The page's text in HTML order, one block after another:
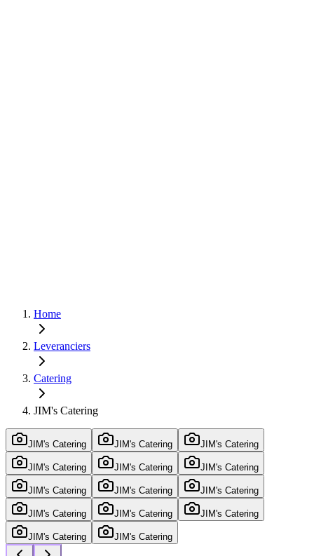
Home
Leveranciers
Catering
JIM's Catering
JIM's Catering JIM's Catering JIM's Catering
JIM's Catering JIM's Catering JIM's Catering
JIM's Catering JIM's Catering JIM's Catering
JIM's Catering JIM's Catering JIM's Catering
JIM's Catering JIM's Catering